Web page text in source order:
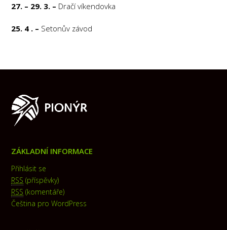
27. – 29. 3. – Dračí víkendovka
25. 4 . – Setonův závod
ZÁKLADNÍ INFORMACE
Přihlásit se
RSS (příspěvky)
RSS (komentáře)
Čeština pro WordPress